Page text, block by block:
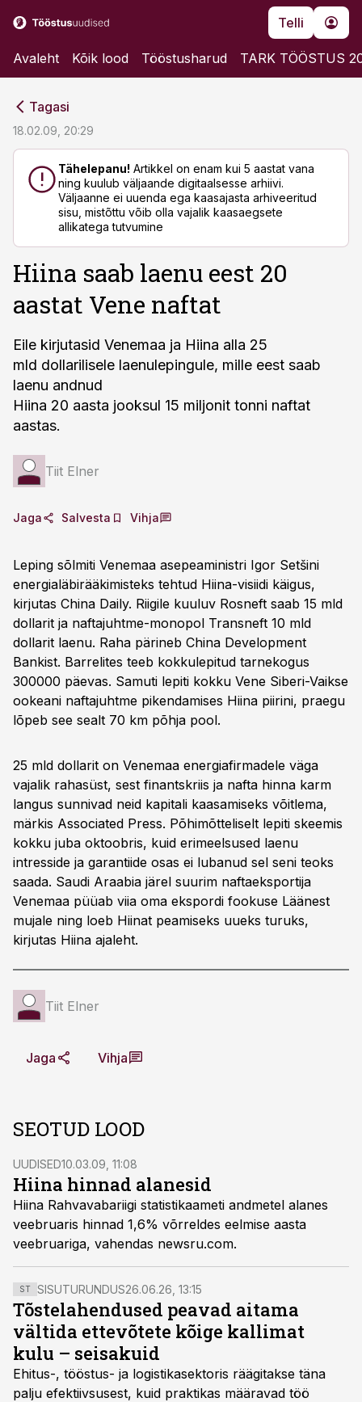
Telli
Avaleht Kõik lood Tööstusharud TARK TÖÖSTUS
Tagasi
18.02.09, 20:29
Tähelepanu! Artikkel on enam kui 5 aastat vana
ning kuulub väljaande digitaalsesse arhiivi.
Väljaanne ei uuenda ega kaasajasta arhiveeritud
sisu, mistõttu võib olla vajalik kaasaegsete
allikatega tutvumine
Hiina saab laenu eest 20
aastat Vene naftat
Eile kirjutasid Venemaa ja Hiina alla 25
mld dollarilisele laenulepingule, mille eest saab
laenu andnud
Hiina 20 aasta jooksul 15 miljonit tonni naftat
aastas.
Tiit Elner
Jaga Salvesta Vihja
Leping sõlmiti Venemaa asepeaministri Igor Setšini
energialäbirääkimisteks tehtud Hiina-visiidi käigus,
kirjutas China Daily. Riigile kuuluv Rosneft saab 15 mld
dollarit ja naftajuhtme-monopol Transneft 10 mld
dollarit laenu. Raha pärineb China Development
Bankist. Barrelites teeb kokkulepitud tarnekogus
300000 päevas. Samuti lepiti kokku Vene Siberi-Vaikse
ookeani naftajuhtme pikendamises Hiina piirini, praegu
lõpeb see sealt 70 km põhja pool.
25 mld dollarit on Venemaa energiafirmadele väga
vajalik rahasüst, sest finantskriis ja nafta hinna karm
langus sunnivad neid kapitali kaasamiseks võitlema,
märkis Associated Press. Põhimõtteliselt lepiti skeemis
kokku juba oktoobris, kuid erimeelsused laenu
intresside ja garantiide osas ei lubanud sel seni teoks
saada. Saudi Araabia järel suurim naftaeksportija
Venemaa püüab viia oma ekspordi fookuse Läänest
mujale ning loeb Hiinat peamiseks uueks turuks,
kirjutas Hiina ajaleht.
Tiit Elner
Jaga Vihja
SEOTUD LOOD
UUDISED10.03.09, 11:08
Hiina hinnad alanesid
Hiina Rahvavabariigi statistikaameti andmetel alanes
veebruaris hinnad 1,6% võrreldes eelmise aasta
veebruariga, vahendas newsru.com.
ST SISUTURUNDUS26.06.26, 13:15
Tõstelahendused peavad aitama
vältida ettevõtete kõige kallimat
kulu – seisakuid
Ehitus-, tööstus- ja logistikasektoris räägitakse täna
palju efektiivsusest, kuid praktikas määravad töö